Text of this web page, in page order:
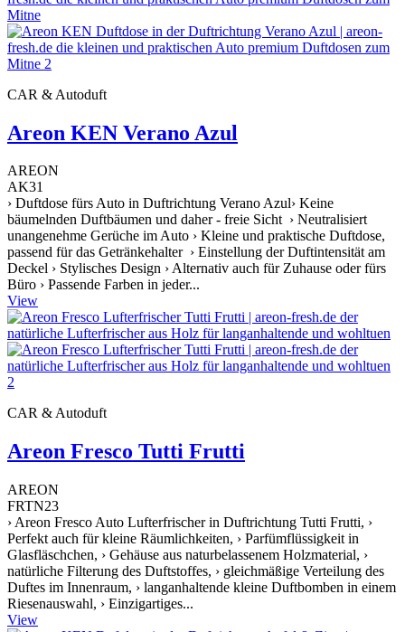
CAR & Autoduft
Areon KEN Verano Azul
AREON
AK31
› Duftdose fürs Auto in Duftrichtung Verano Azul› Keine
bäumelnden Duftbäumen und daher - freie Sicht › Neutralisiert
unangenehme Gerüche im Auto › Kleine und praktische Duftdose,
passend für das Getränkehalter › Einstellung der Duftintensität am
Deckel › Stylisches Design › Alternativ auch für Zuhause oder fürs
Büro › Passende Farben in jeder...
View
CAR & Autoduft
Areon Fresco Tutti Frutti
AREON
FRTN23
› Areon Fresco Auto Lufterfrischer in Duftrichtung Tutti Frutti, ›
Perfekt auch für kleine Räumlichkeiten, › Parfümflüssigkeit in
Glasfläschchen, › Gehäuse aus naturbelassenem Holzmaterial, ›
natürliche Filterung des Duftstoffes, › gleichmäßige Verteilung des
Duftes im Innenraum, › langanhaltende kleine Duftbomben in einem
Riesenauswahl, › Einzigartiges...
View